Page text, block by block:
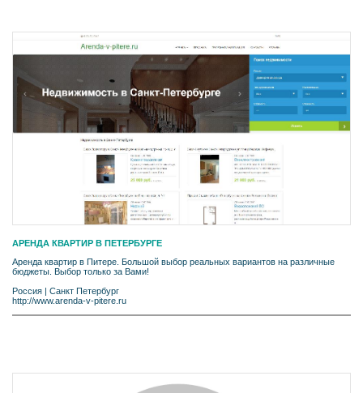
АРЕНДА КВАРТИР В ПЕТЕРБУРГЕ
Аренда квартир в Питере. Большой выбор реальных вариантов на различные
бюджеты. Выбор только за Вами!
Россия | Санкт Петербург
http://www.arenda-v-pitere.ru